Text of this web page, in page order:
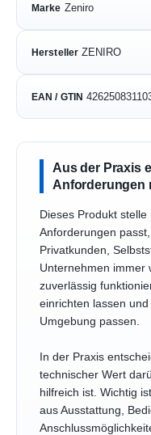
Marke Zeniro
Hersteller ZENIRO
EAN / GTIN
Aus der Praxis
Anforderungen
Dieses Produkt
Anforderungen
Privatkunden,
Unternehmen immer
zuverlässig
einrichten lassen
Umgebung passen.
In der Praxis
technischer Wert
hilfreich ist. Wichtig
aus Ausstattung,